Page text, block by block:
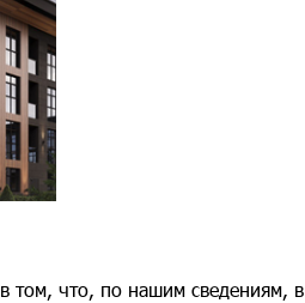
том, что, по нашим сведениям, в